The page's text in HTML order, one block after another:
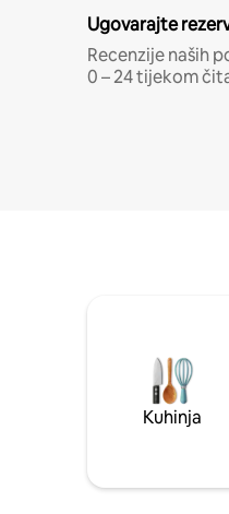
Ugovarajte
Recenzije naših
0 – 24 tijekom
Kuhinja